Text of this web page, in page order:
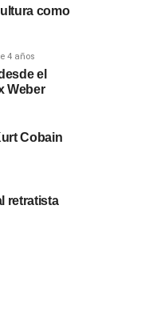
como
4 años
el
Weber
Cobain
retratista